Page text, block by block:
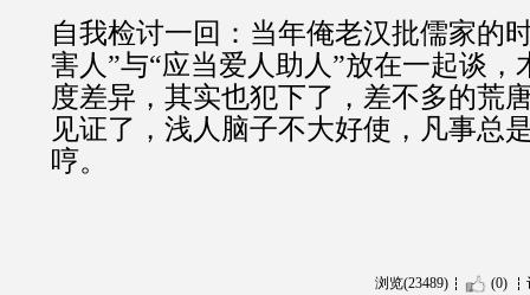
自我检讨一回：当年俺老汉批儒家的
害人”与“应当爱人助人”放在一起谈，
度差异，其实也犯下了，差不多的荒
见证了，浅人脑子不大好使，凡事总
哼。
浏览(23489) (0)